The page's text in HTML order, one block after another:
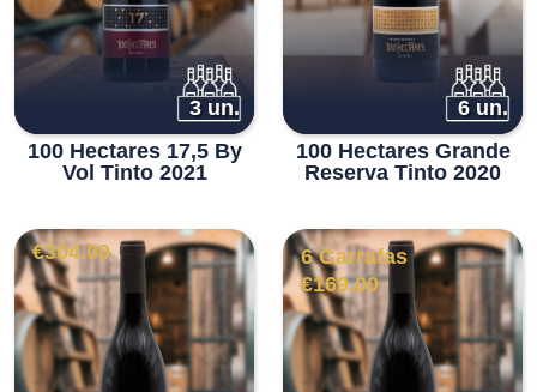
3 un.
100 Hectares 17,5 By
Vol Tinto 2021
6 un.
100 Hectares Grande
Reserva Tinto 2020
€304.00
6 Garrafas
€169.00